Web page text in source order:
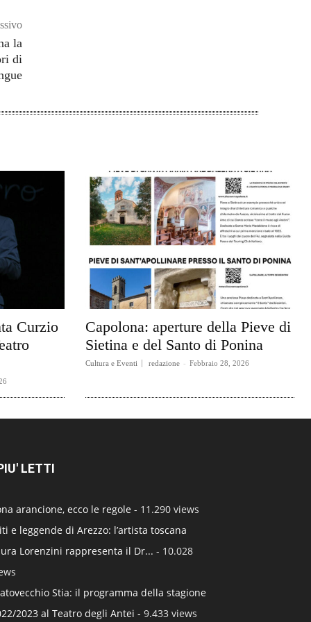
la
di
Curzio
Capolona: aperture della Pieve di
Sietina e del Santo di Ponina
Cultura e Eventi redazione - Febbraio 28, 2026
LETTI
arancione, ecco le regole - 11.290 views
e leggende di Arezzo: l’artista toscana
Lorenzini rappresenta il Dr... - 10.028
Stia: il programma della stagione
2023 al Teatro degli Antei - 9.433 views